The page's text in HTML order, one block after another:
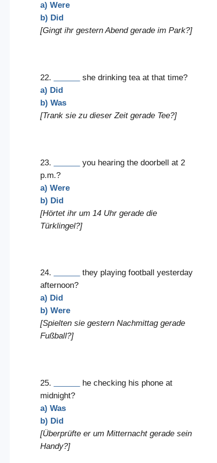
a) Were
b) Did
[Gingt ihr gestern Abend gerade im Park?]
22.
she drinking tea at that time?
a) Did
b) Was
[Trank sie zu dieser Zeit gerade Tee?]
23.
you hearing the doorbell at 2
p.m.?
a) Were
b) Did
[Hörtet ihr um 14 Uhr gerade die
Türklingel?]
24.
they playing football yesterday
afternoon?
a) Did
b) Were
[Spielten sie gestern Nachmittag gerade
Fußball?]
25.
he checking his phone at
midnight?
a) Was
b) Did
[Überprüfte er um Mitternacht gerade sein
Handy?]